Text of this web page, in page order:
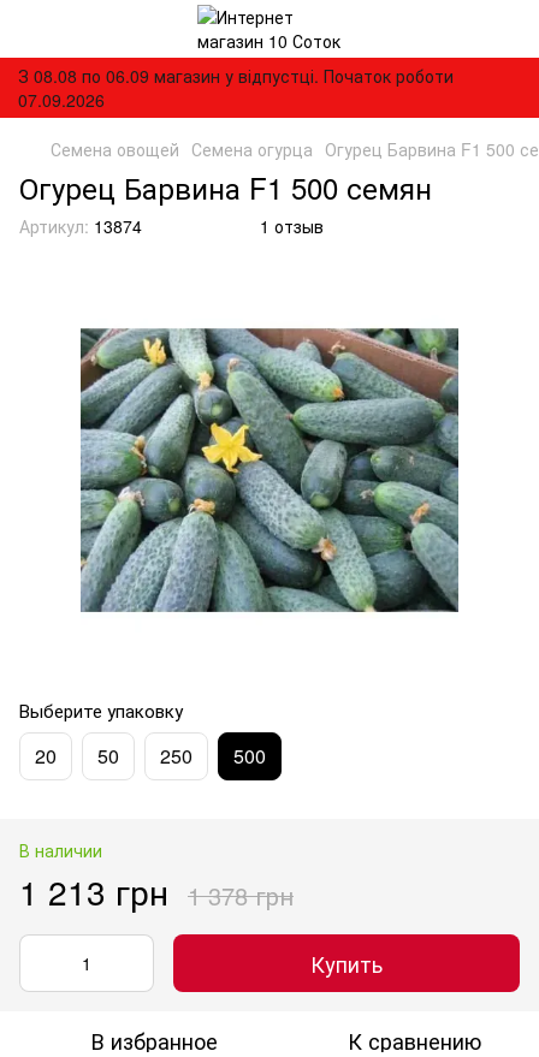
З 08.08 по 06.09 магазин у відпустці. Початок роботи
07.09.2026
Семена овощей Семена огурца Огурец Барвина F1 500
Огурец Барвина F1 500 семян
Артикул: 13874 1 отзыв
Выберите упаковку
20 50 250 500
В наличии
1 213 грн 1 378 грн
Купить
В избранное К сравнению